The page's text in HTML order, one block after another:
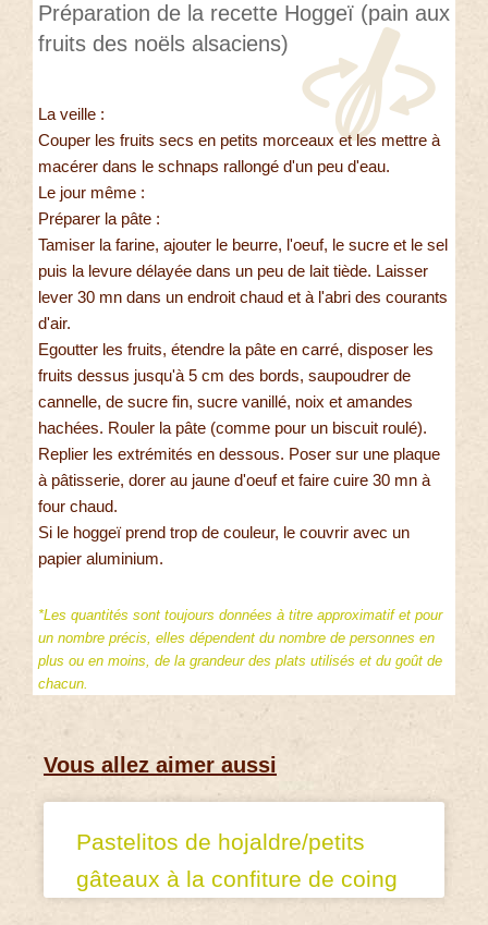
Préparation de la recette Hoggeï (pain aux
fruits des noëls alsaciens)
La veille :
Couper les fruits secs en petits morceaux et les mettre à
macérer dans le schnaps rallongé d'un peu d'eau.
Le jour même :
Préparer la pâte :
Tamiser la farine, ajouter le beurre, l'oeuf, le sucre et le sel
puis la levure délayée dans un peu de lait tiède. Laisser
lever 30 mn dans un endroit chaud et à l'abri des courants
d'air.
Egoutter les fruits, étendre la pâte en carré, disposer les
fruits dessus jusqu'à 5 cm des bords, saupoudrer de
cannelle, de sucre fin, sucre vanillé, noix et amandes
hachées. Rouler la pâte (comme pour un biscuit roulé).
Replier les extrémités en dessous. Poser sur une plaque
à pâtisserie, dorer au jaune d'oeuf et faire cuire 30 mn à
four chaud.
Si le hoggeï prend trop de couleur, le couvrir avec un
papier aluminium.
*Les quantités sont toujours données à titre approximatif et pour
un nombre précis, elles dépendent du nombre de personnes en
plus ou en moins, de la grandeur des plats utilisés et du goût de
chacun.
Vous allez aimer aussi
Pastelitos de hojaldre/petits
gâteaux à la confiture de coing